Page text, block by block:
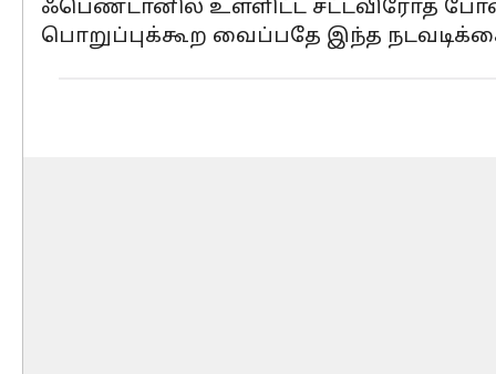
ஃபெண்டானில் உள்ளிட்ட சட்டவிரோத
பொறுப்புக்கூற வைப்பதே இந்த